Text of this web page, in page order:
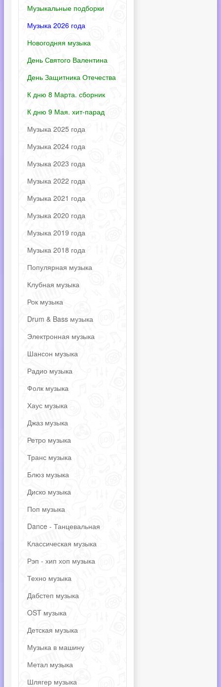
Музыкальные подборки
Музыка 2026 года
Новогодняя музыка
День Святого Валентина
День Защитника Отечества
К дню 8 Марта. сборник
К дню 9 Мая. хит-парад
Музыка 2025 года
Музыка 2024 года
Музыка 2023 года
Музыка 2022 года
Музыка 2021 года
Музыка 2020 года
Музыка 2019 года
Музыка 2018 года
Популярная музыка
Клубная музыка
Рок музыка
Drum & Bass музыка
Электронная музыка
Шансон музыка
Радио музыка
Фолк музыка
Хаус музыка
Джаз музыка
Ретро музыка
Транс музыка
Блюз музыка
Диско музыка
Поп музыка
Dance - Танцевальная
Классическая музыка
Рэп - хип хоп музыка
Техно музыка
Дабстеп музыка
OST музыка
Детская музыка
Музыка в машину
Метал музыка
Шлягер музыка